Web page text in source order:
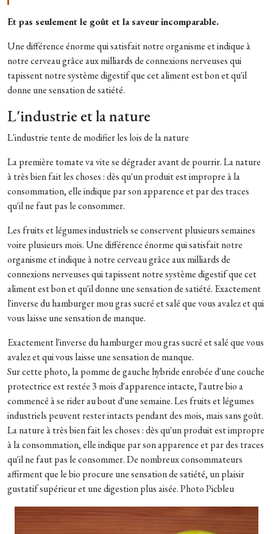
Et pas seulement le goût et la saveur incomparable.
Une différence énorme qui satisfait notre organisme et indique à
notre cerveau grâce aux milliards de connexions nerveuses qui
tapissent notre système digestif que cet aliment est bon et qu'il
donne une sensation de satiété.
L'industrie et la nature
L'industrie tente de modifier les lois de la nature
La première tomate va vite se dégrader avant de pourrir. La nature
à très bien fait les choses : dès qu'un produit est impropre à la
consommation, elle indique par son apparence et par des traces
qu'il ne faut pas le consommer.
Les fruits et légumes industriels se conservent plusieurs semaines
voire plusieurs mois. Une différence énorme qui satisfait notre
organisme et indique à notre cerveau grâce aux milliards de
connexions nerveuses qui tapissent notre système digestif que cet
aliment est bon et qu'il donne une sensation de satiété. Exactement
l'inverse du hamburger mou gras sucré et salé que vous avalez et qui
vous laisse une sensation de manque.
Exactement l'inverse du hamburger mou gras sucré et salé que vous
avalez et qui vous laisse une sensation de manque.
Sur cette photo, la pomme de gauche hybride enrobée d'une couche
protectrice est restée 3 mois d'apparence intacte, l'autre bio a
commencé à se rider au bout d'une semaine. Les fruits et légumes
industriels peuvent rester intacts pendant des mois, mais sans goût.
La nature à très bien fait les choses : dès qu'un produit est impropre
à la consommation, elle indique par son apparence et par des traces
qu'il ne faut pas le consommer. De nombreux consommateurs
affirment que le bio procure une sensation de satiété, un plaisir
gustatif supérieur et une digestion plus aisée. Photo Picbleu